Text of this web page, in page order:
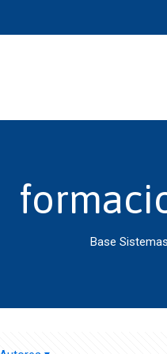
Base Sistemas